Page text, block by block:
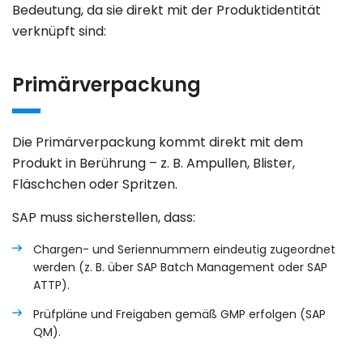
Bedeutung, da sie direkt mit der Produktidentität
verknüpft sind:
Primärverpackung
Die Primärverpackung kommt direkt mit dem
Produkt in Berührung – z. B. Ampullen, Blister,
Fläschchen oder Spritzen.
SAP muss sicherstellen, dass:
Chargen- und Seriennummern eindeutig zugeordnet
werden (z. B. über SAP Batch Management oder SAP
ATTP).
Prüfpläne und Freigaben gemäß GMP erfolgen (SAP
QM).